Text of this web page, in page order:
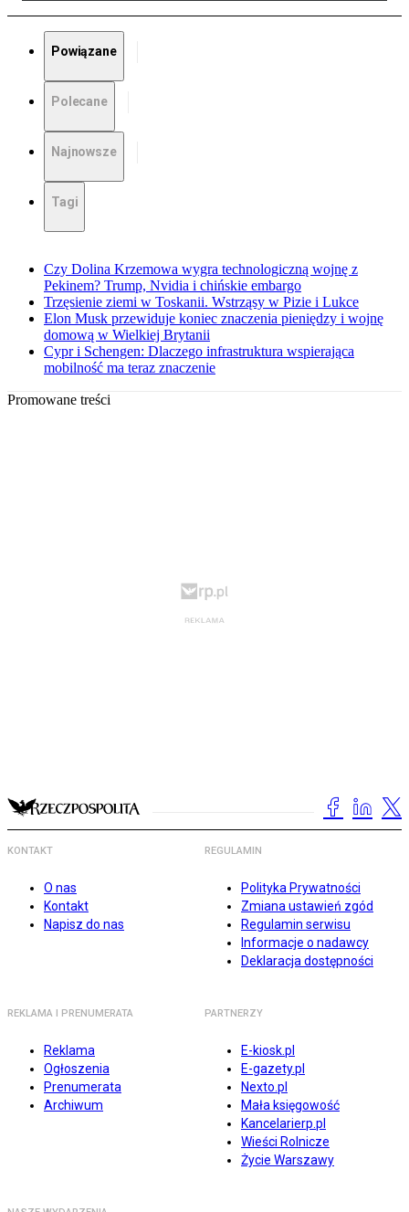
Powiązane
Polecane
Najnowsze
Tagi
Czy Dolina Krzemowa wygra technologiczną wojnę z
Pekinem? Trump, Nvidia i chińskie embargo
Trzęsienie ziemi w Toskanii. Wstrząsy w Pizie i Lukce
Elon Musk przewiduje koniec znaczenia pieniędzy i wojnę
domową w Wielkiej Brytanii
Cypr i Schengen: Dlaczego infrastruktura wspierająca
mobilność ma teraz znaczenie
Promowane treści
KONTAKT
O nas
Kontakt
Napisz do nas
REGULAMIN
Polityka Prywatności
Zmiana ustawień zgód
Regulamin serwisu
Informacje o nadawcy
Deklaracja dostępności
REKLAMA I PRENUMERATA
Reklama
Ogłoszenia
Prenumerata
Archiwum
PARTNERZY
E-kiosk.pl
E-gazety.pl
Nexto.pl
Mała księgowość
Kancelarierp.pl
Wieści Rolnicze
Życie Warszawy